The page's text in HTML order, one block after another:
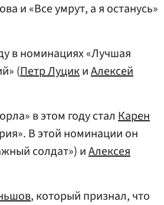
и «Все умрут, а я останусь»
в номинациях «Лучшая
(Петр ЛуцикиАлексей
в этом году стал Карен
В этой номинации он
солдат») иАлексея
, который признал, что